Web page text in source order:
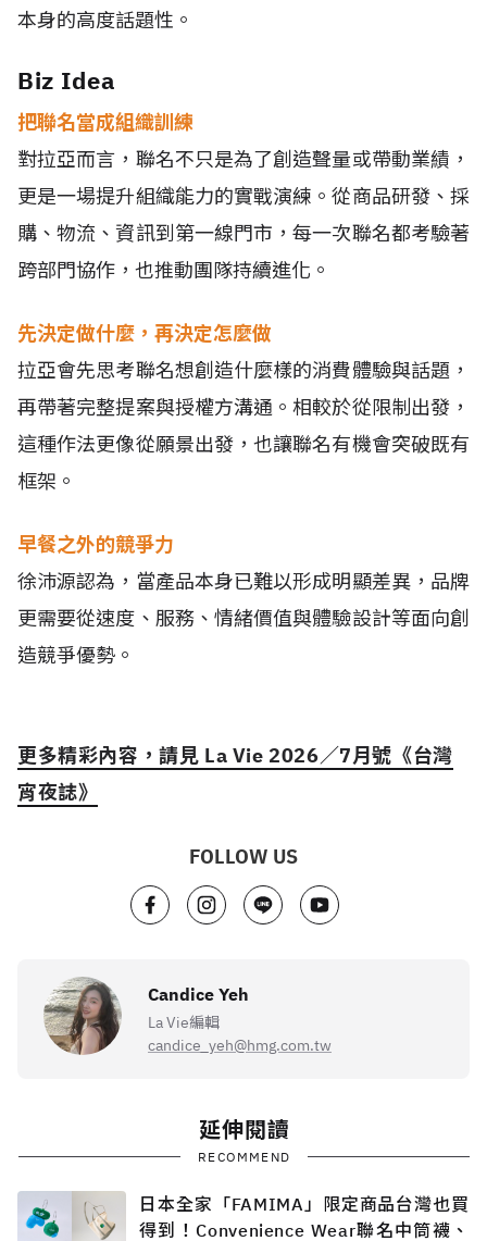
本身的高度話題性。
Biz Idea
把聯名當成組織訓練
對拉亞而言，聯名不只是為了創造聲量或帶動業績，
更是一場提升組織能力的實戰演練。從商品研發、採
購、物流、資訊到第一線門市，每一次聯名都考驗著
跨部門協作，也推動團隊持續進化。
先決定做什麼，再決定怎麼做
拉亞會先思考聯名想創造什麼樣的消費體驗與話題，
再帶著完整提案與授權方溝通。相較於從限制出發，
這種作法更像從願景出發，也讓聯名有機會突破既有
框架。
早餐之外的競爭力
徐沛源認為，當產品本身已難以形成明顯差異，品牌
更需要從速度、服務、情緒價值與體驗設計等面向創
造競爭優勢。
更多精彩內容，請見 La Vie 2026／7月號《台灣
宵夜誌》
FOLLOW US
Candice Yeh
La Vie編輯
candice_yeh@hmg.com.tw
延伸閱讀
RECOMMEND
日本全家「FAMIMA」限定商品台灣也買
得到！Convenience Wear聯名中筒襪、